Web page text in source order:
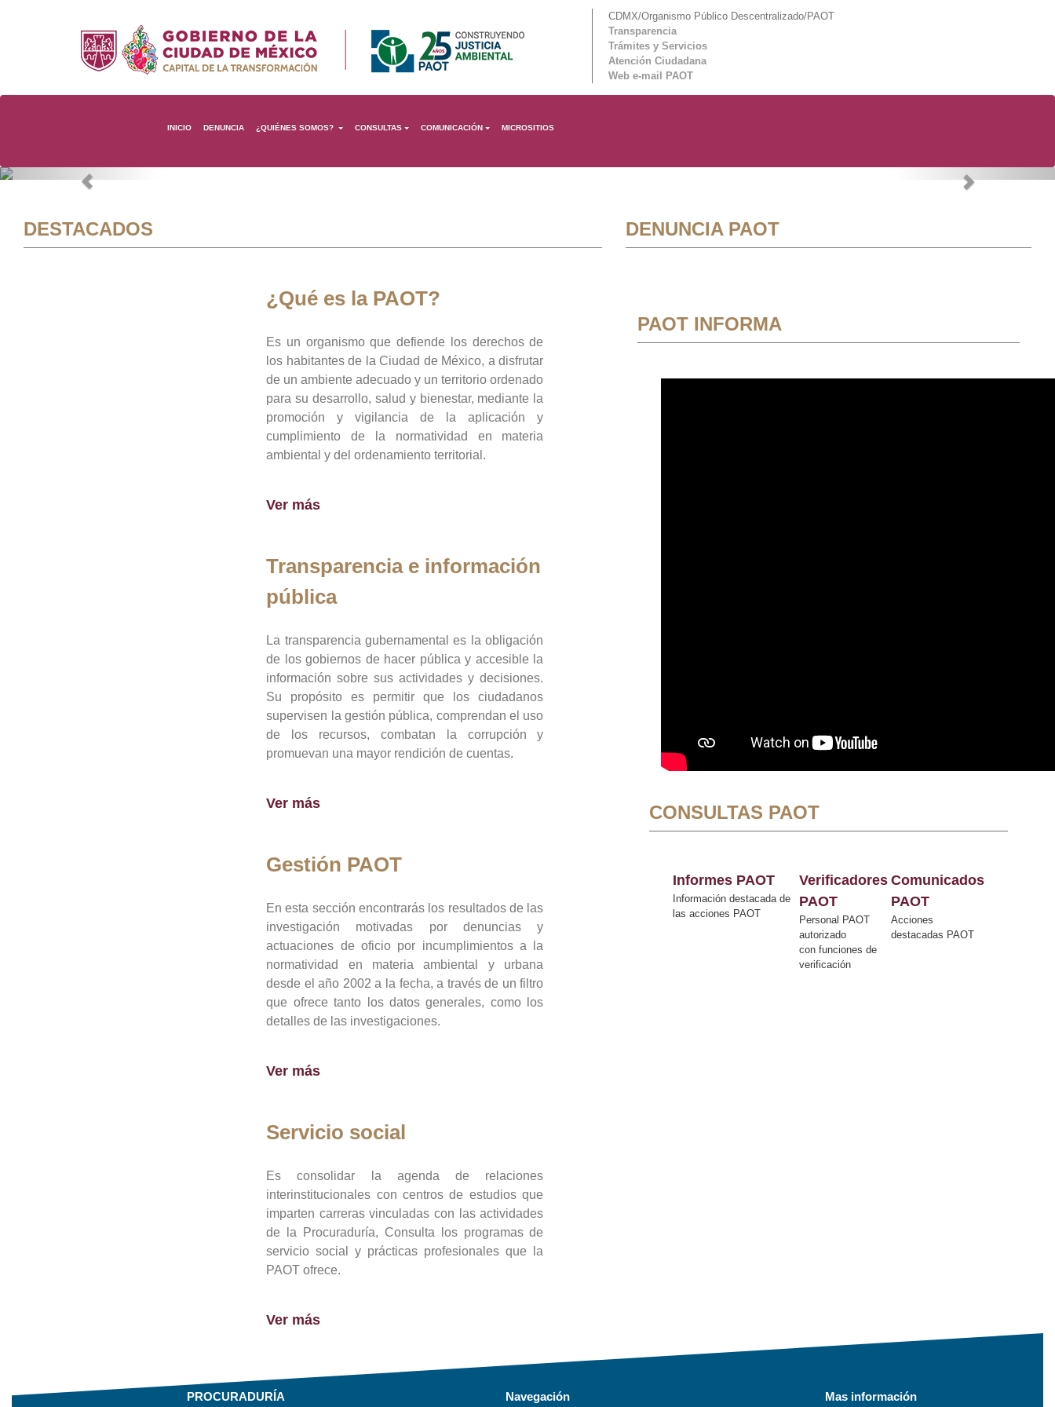
CDMX/Organismo Público Descentralizado/PAOT
Transparencia
Trámites y Servicios
Atención Ciudadana
Web e-mail PAOT
INICIO DENUNCIA ¿QUIÉNES SOMOS? CONSULTAS COMUNICACIÓN MICROSITIOS
Previous Next
DESTACADOS
¿Qué es la PAOT?
Es un organismo que defiende los derechos de
los habitantes de la Ciudad de México, a disfrutar
de un ambiente adecuado y un territorio ordenado
para su desarrollo, salud y bienestar, mediante la
promoción y vigilancia de la aplicación y
cumplimiento de la normatividad en materia
ambiental y del ordenamiento territorial.
Ver más
Transparencia e información
pública
La transparencia gubernamental es la obligación
de los gobiernos de hacer pública y accesible la
información sobre sus actividades y decisiones.
Su propósito es permitir que los ciudadanos
supervisen la gestión pública, comprendan el uso
de los recursos, combatan la corrupción y
promuevan una mayor rendición de cuentas.
Ver más
Gestión PAOT
En esta sección encontrarás los resultados de las
investigación motivadas por denuncias y
actuaciones de oficio por incumplimientos a la
normatividad en materia ambiental y urbana
desde el año 2002 a la fecha, a través de un filtro
que ofrece tanto los datos generales, como los
detalles de las investigaciones.
Ver más
Servicio social
Es consolidar la agenda de relaciones
interinstitucionales con centros de estudios que
imparten carreras vinculadas con las actividades
de la Procuraduría, Consulta los programas de
servicio social y prácticas profesionales que la
PAOT ofrece.
Ver más
DENUNCIA PAOT
PAOT INFORMA
CONSULTAS PAOT
Informes PAOT
Información destacada de
las acciones PAOT
Verificadores
PAOT
Personal PAOT
autorizado
con funciones de
verificación
Comunicados
PAOT
Acciones
destacadas PAOT
PROCURADURÍA Navegación Mas información